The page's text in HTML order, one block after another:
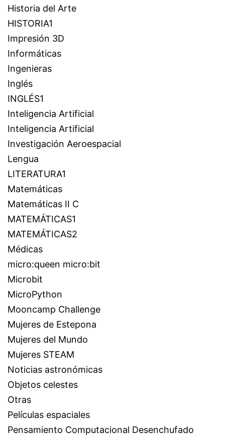
Historia del Arte
HISTORIA1
Impresión 3D
Informáticas
Ingenieras
Inglés
INGLÉS1
Inteligencia Artificial
Inteligencia Artificial
Investigación Aeroespacial
Lengua
LITERATURA1
Matemáticas
Matemáticas II C
MATEMÁTICAS1
MATEMÁTICAS2
Médicas
micro:queen micro:bit
Microbit
MicroPython
Mooncamp Challenge
Mujeres de Estepona
Mujeres del Mundo
Mujeres STEAM
Noticias astronómicas
Objetos celestes
Otras
Películas espaciales
Pensamiento Computacional Desenchufado